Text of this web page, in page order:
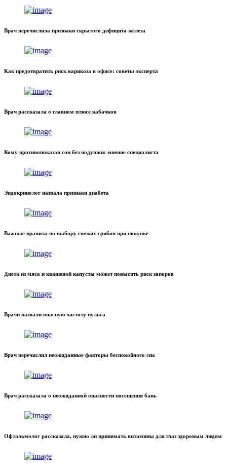
Врач перечислила признаки скрытого дефицита железа
Как предотвратить риск варикоза в офисе: советы эксперта
Врач рассказала о главном плюсе кабачков
Кому противопоказан сон без подушки: мнение специалиста
Эндокринолог назвала признаки диабета
Важные правила по выбору свежих грибов при покупке
Диета из мяса и квашеной капусты может повысить риск запоров
Врачи назвали опасную частоту пульса
Врач перечислил неожиданные факторы беспокойного сна
Врач рассказала о неожиданной опасности посещения бань
Офтальмолог рассказала, нужно ли принимать витамины для глаз здоровым людям